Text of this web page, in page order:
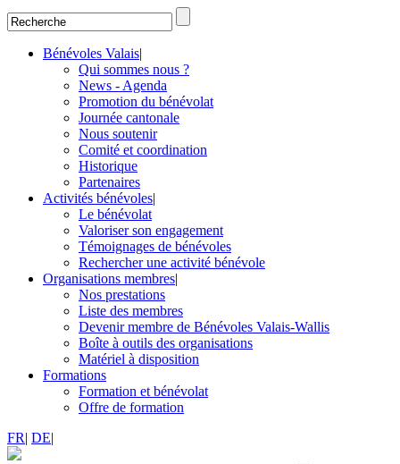
Bénévoles Valais|
Qui sommes nous ?
News - Agenda
Promotion du bénévolat
Journée cantonale
Nous soutenir
Comité et coordination
Historique
Partenaires
Activités bénévoles|
Le bénévolat
Valoriser son engagement
Témoignages de bénévoles
Rechercher une activité bénévole
Organisations membres|
Nos prestations
Liste des membres
Devenir membre de Bénévoles Valais-Wallis
Boîte à outils des organisations
Matériel à disposition
Formations
Formation et bénévolat
Offre de formation
FR| DE|